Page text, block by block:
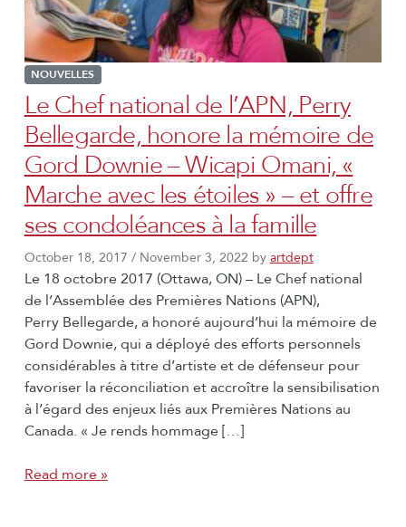
NOUVELLES
Le Chef national de l’APN, Perry
Bellegarde, honore la mémoire de
Gord Downie – Wicapi Omani, «
Marche avec les étoiles » – et offre
ses condoléances à la famille
October 18, 2017 / November 3, 2022 by artdept
Le 18 octobre 2017 (Ottawa, ON) – Le Chef national
de l’Assemblée des Premières Nations (APN),
Perry Bellegarde, a honoré aujourd’hui la mémoire de
Gord Downie, qui a déployé des efforts personnels
considérables à titre d’artiste et de défenseur pour
favoriser la réconciliation et accroître la sensibilisation
à l’égard des enjeux liés aux Premières Nations au
Canada. « Je rends hommage […]
Read more »